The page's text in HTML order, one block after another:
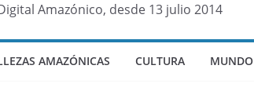
Amazónico, desde 13 julio 2014
AMAZÓNICAS CULTURA MUNDO